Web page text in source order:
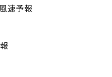
速予報